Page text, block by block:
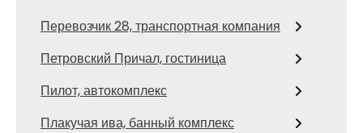
Перевозчик 28, транспортная компания
Петровский Причал, гостиница
Пилот, автокомплекс
Плакучая ива, банный комплекс